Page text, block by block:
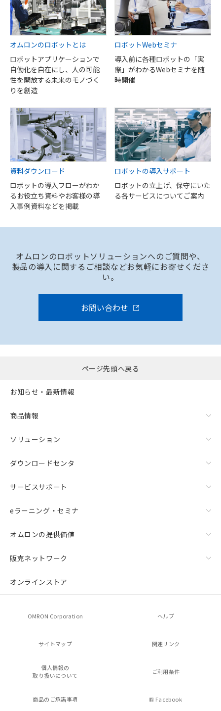
オムロンのロボットとは
ロボットアプリケーションで
自働化を自在にし、人の可能
性を開放する未来のモノづく
りを創造
ロボットWebセミナ
導入前に各種ロボットの「実
際」がわかるWebセミナを随
時開催
資料ダウンロード
ロボットの導入フローがわか
るお役立ち資料やお客様の導
入事例資料などを掲載
ロボットの導入サポート
ロボットの立上げ、保守にいた
る各サービスについてご案内
オムロンのロボットソリューションへのご質問や、
製品の導入に関するご相談などお気軽にお寄せくださ
い。
お問い合わせ
ページ先頭へ戻る
お知らせ・最新情報
商品情報
ソリューション
ダウンロードセンタ
サービスサポート
eラーニング・セミナ
オムロンの提供価値
販売ネットワーク
オンラインストア
OMRON Corporation ヘルプ
サイトマップ 関連リンク
個人情報の
取り扱いについて
ご利用条件
商品のご承諾事項 Facebook